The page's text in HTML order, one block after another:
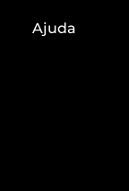
Termos de
ZZ MALL é
Ajuda
Devolução
Compre